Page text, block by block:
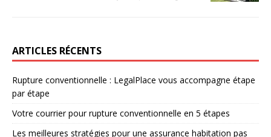
ARTICLES RÉCENTS
Rupture conventionnelle : LegalPlace vous accompagne étape
par étape
Votre courrier pour rupture conventionnelle en 5 étapes
Les meilleures stratégies pour une assurance habitation pas